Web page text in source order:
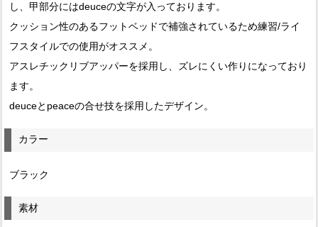
し、甲部分にはdeuceの文字が入っております。
クッション性のあるフットベッドで補強されているため練習/ライ
フスタイルでの使用がオススメ。
アスレチックリブアッパーを採用し、ズレにくい作りになっており
ます。
deuceとpeaceの合せ技を採用したデザイン。
カラー
ブラック
素材